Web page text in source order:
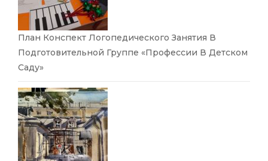
План Конспект Логопедического Занятия В
Подготовительной Группе «Профессии В Детском
Саду»